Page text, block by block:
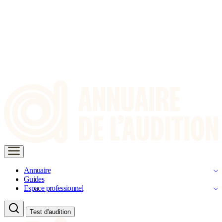
Annuaire
Guides
Espace professionnel
Test d'audition